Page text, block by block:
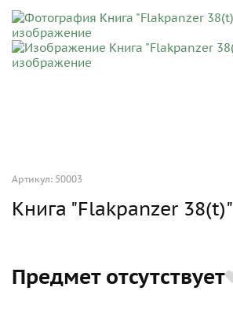
Артикул: 50003
Книга "Flakpanzer 38(t)"
Предмет отсутствует